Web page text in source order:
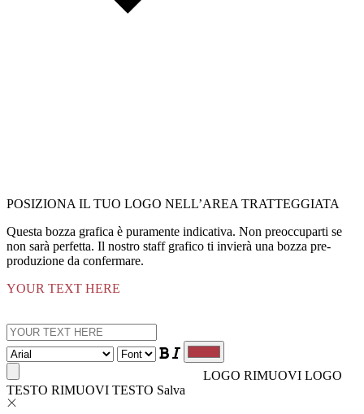
POSIZIONA IL TUO LOGO NELL’AREA TRATTEGGIATA
Questa bozza grafica è puramente indicativa. Non preoccuparti se
non sarà perfetta. Il nostro staff grafico ti invierà una bozza pre-
produzione da confermare.
YOUR TEXT HERE
LOGO RIMUOVI LOGO
TESTO RIMUOVI TESTO Salva